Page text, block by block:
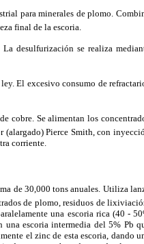
para minerales de plomo.
final de la escoria.
desulfurización se realiza
El excesivo consumo de
cobre. Se alimentan los
Pierce Smith, con
corriente.
de 30,000 tons anuales. Utiliza
de plomo, residuos de
una escoria rica (40 -
una escoria intermedia del 5% Pb
el zinc de esta escoria, dando